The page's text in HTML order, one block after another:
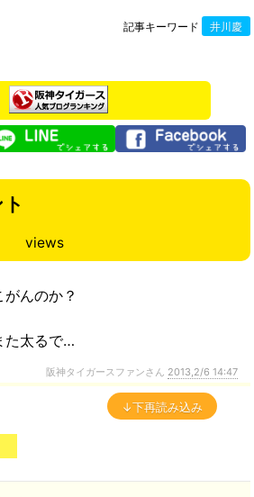
記事キーワード 井川慶
views
んのか？
た太るで…
阪神タイガースファンさん 2013,2/6 14:47
↓下再読み込み